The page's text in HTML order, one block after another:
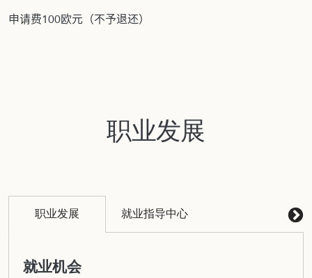
申请费100欧元（不予退还）
职业发展
职业发展 就业指导中心
就业机会